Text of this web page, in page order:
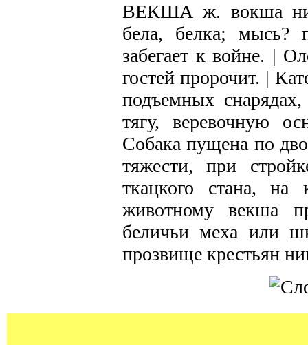
ВЕКША ж. вокша
бела, белка; мысь?
забегает к войне. |
гостей пророчит. |
подъемных
тягу, веревочную
Собака пущена по
тяжести, при
ткацкого стана,
животному векша
беличьи меха или
прозвище крестьян